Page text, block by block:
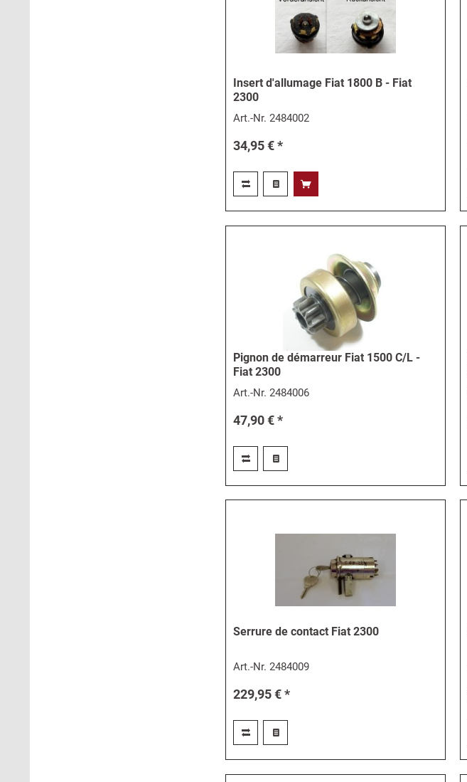
Insert d'allumage Fiat 1800 B - Fiat
2300
Art.-Nr.2484002
34,95 € *
Pignon de démarreur Fiat 1500 C/L -
Fiat 2300
Art.-Nr.2484006
47,90 € *
Serrure de contact Fiat 2300
Art.-Nr.2484009
229,95 € *